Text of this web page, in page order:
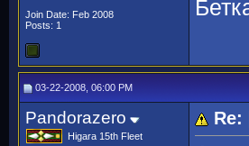
Join Date: Feb 2008
Posts: 1
03-22-2008, 06:00 PM
Pandorazero
Higara 15th Fleet
Re: